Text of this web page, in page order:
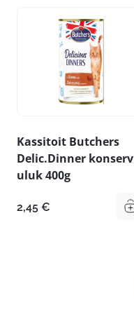
Kassitoit Butchers
Delic.Dinner konserv
uluk 400g
2,45 €